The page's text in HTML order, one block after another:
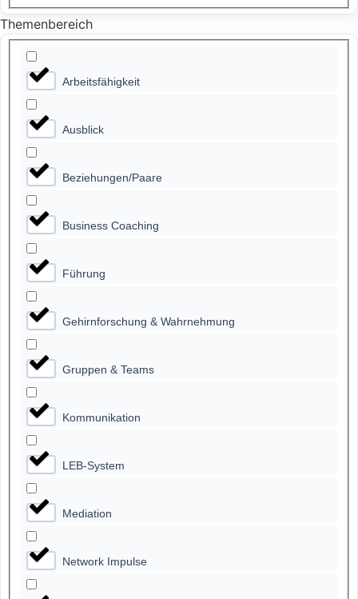
Themenbereich
Arbeitsfähigkeit
Ausblick
Beziehungen/Paare
Business Coaching
Führung
Gehirnforschung & Wahrnehmung
Gruppen & Teams
Kommunikation
LEB-System
Mediation
Network Impulse